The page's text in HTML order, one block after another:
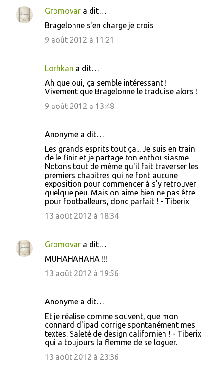
e
n
Gromovar a dit…
Bragelonne s'en charge je crois
9 août 2012 à 11:21
Lorhkan a dit…
Ah que oui, ça semble intéressant !
Vivement que Bragelonne le traduise alors !
9 août 2012 à 13:48
Anonyme a dit…
Les grands esprits tout ça... Je suis en train
de le finir et je partage ton enthousiasme.
Notons tout de même qu'il fait traverser les
premiers chapitres qui ne font aucune
exposition pour commencer à s'y retrouver
quelque peu. Mais on aime bien ne pas être
pour footballeurs, donc parfait ! - Tiberix
13 août 2012 à 18:34
Gromovar a dit…
MUHAHAHAHA !!!
13 août 2012 à 19:56
Anonyme a dit…
Et je réalise comme souvent, que mon
connard d'ipad corrige spontanément mes
textes. Saleté de design californien ! - Tiberix
qui a toujours la flemme de se loguer.
13 août 2012 à 23:36